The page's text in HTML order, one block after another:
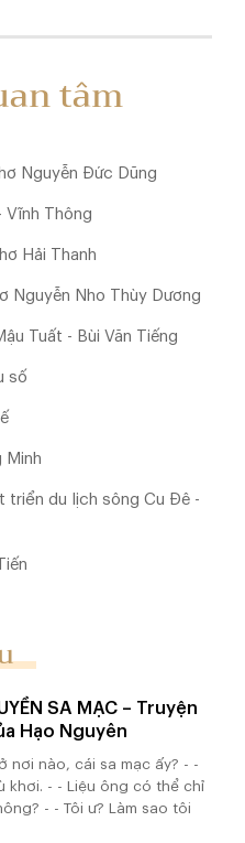
tâm
Nguyễn Đức Dũng
Vĩnh Thông
Hải Thanh
Nguyễn Nho Thùy Dương
Tuất - Bùi Văn Tiếng
số
Minh
triển du lịch sông Cu Đê -
SA MẠC – Truyện
Hạo Nguyên
nơi nào, cái sa mạc ấy? - -
khơi. - - Liệu ông có thể chỉ
- - Tôi ư? Làm sao tôi